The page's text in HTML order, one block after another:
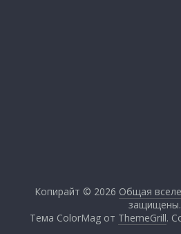
Копирайт © 2026 Общая
защищены.
Тема ColorMag от ThemeGrill.